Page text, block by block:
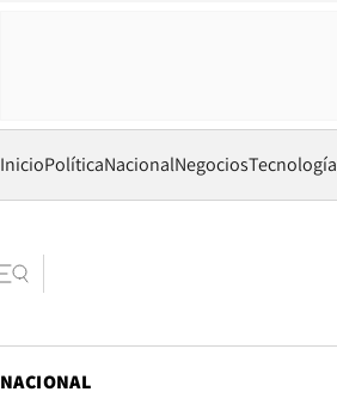
InicioPolíticaNacionalNegociosTecnología
NACIONAL